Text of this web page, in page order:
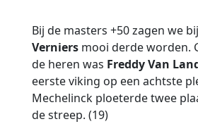
Bij de masters +50 zagen we
Verniersmooi derde worden.
de heren was Freddy Van
eerste viking op een achtste
Mechelinck ploeterde twee
de streep. (19)